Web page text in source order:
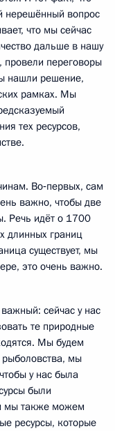
нерешённый вопрос
что мы сейчас
дальше в нашу
провели переговоры
нашли решение,
рамках. Мы
тех ресурсов,
Во‑первых, сам
важно, чтобы две
Речь идёт о 1700
длинных границ
существует, мы
это очень важно.
сейчас у нас
те природные
Мы будем
рыболовства, мы
у нас была
были
мы также можем
ресурсы, которые